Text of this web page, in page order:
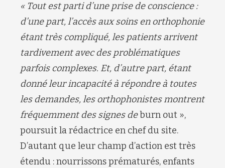
« Tout est parti d’une prise de conscience :
d’une part, l’accès aux soins en orthophonie
étant très compliqué, les patients arrivent
tardivement avec des problématiques
parfois complexes. Et, d’autre part, étant
donné leur incapacité à répondre à toutes
les demandes, les orthophonistes montrent
fréquemment des signes deburn out »,
poursuit la rédactrice en chef du site.
D’autant que leur champ d’action est très
étendu : nourrissons prématurés, enfants